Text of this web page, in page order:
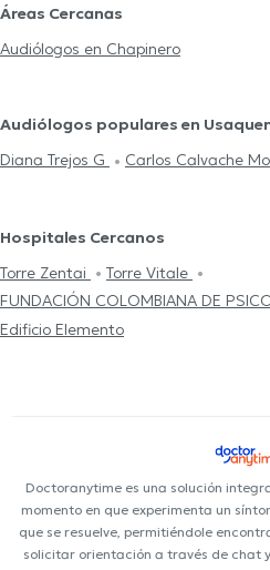
Áreas Cercanas
Audiólogos en Chapinero
Audiólogos populares en
Diana Trejos G
Carlos Calvache
Hospitales Cercanos
Torre Zentai
Torre Vitale
FUNDACIÓN COLOMBIANA DE
Edificio Elemento
Doctoranytime es una solución
momento en que experimenta un
que se resuelve, permitiéndole
solicitar orientación a través de chat